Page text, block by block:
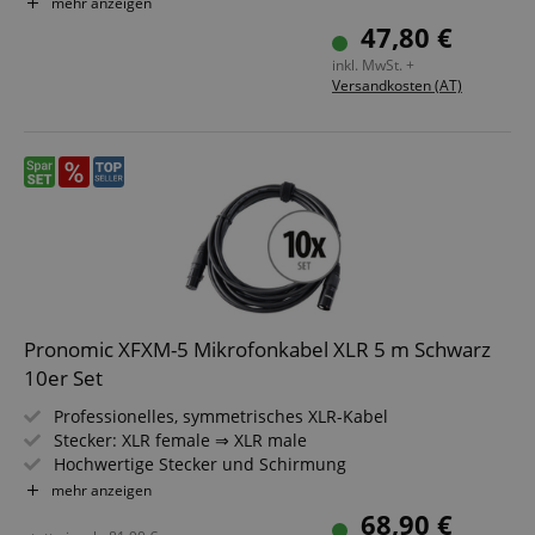
47,80 €
inkl. MwSt. +
Versandkosten (AT)
Pronomic XFXM-5 Mikrofonkabel XLR 5 m Schwarz
10er Set
Professionelles, symmetrisches XLR-Kabel
Stecker: XLR female ⇒ XLR male
Hochwertige Stecker und Schirmung
Länge: 5m
mehr anzeigen
68,90 €
Laufzeit Beschreibung
Google-
Datenschutzerklärung